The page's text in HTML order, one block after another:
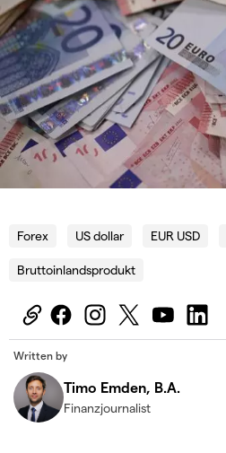
Forex US dollar EUR USD
Bruttoinlandsprodukt
Written by
Timo Emden, B.A.
Finanzjournalist